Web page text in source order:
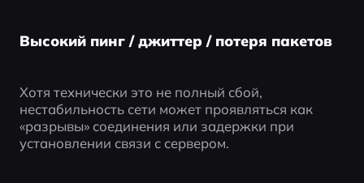
Высокий пинг / джиттер / потеря пакетов
Хотя технически это не полный сбой,
нестабильность сети может проявляться как
«разрывы» соединения или задержки при
установлении связи с сервером.